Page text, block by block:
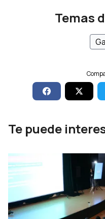
Temas
Te puede